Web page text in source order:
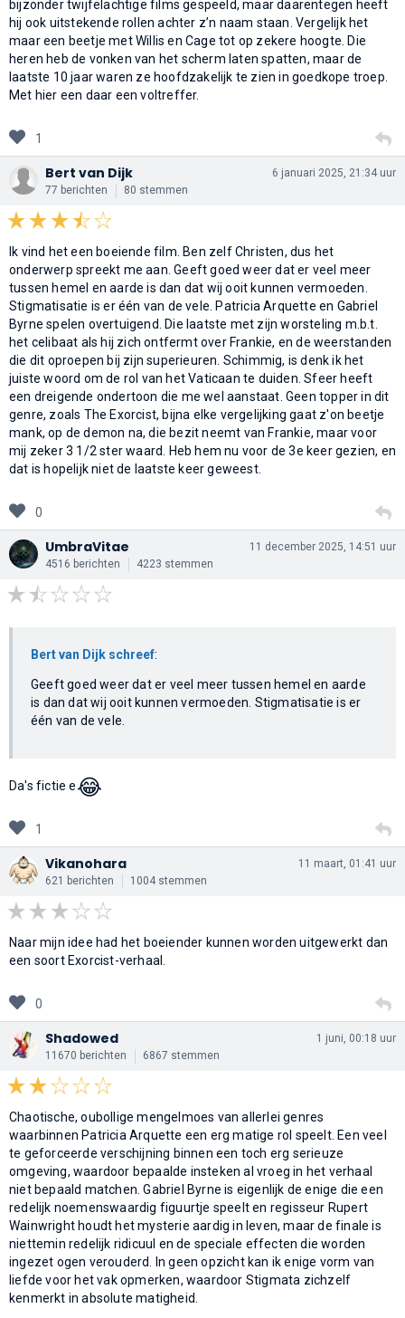
bijzonder twijfelachtige films gespeeld, maar daarentegen heeft
hij ook uitstekende rollen achter z’n naam staan. Vergelijk het
maar een beetje met Willis en Cage tot op zekere hoogte. Die
heren heb de vonken van het scherm laten spatten, maar de
laatste 10 jaar waren ze hoofdzakelijk te zien in goedkope troep.
Met hier een daar een voltreffer.
1
Bert van Dijk
77 berichten 80 stemmen
6 januari 2025, 21:34 uur
Ik vind het een boeiende film. Ben zelf Christen, dus het
onderwerp spreekt me aan. Geeft goed weer dat er veel meer
tussen hemel en aarde is dan dat wij ooit kunnen vermoeden.
Stigmatisatie is er één van de vele. Patricia Arquette en Gabriel
Byrne spelen overtuigend. Die laatste met zijn worsteling m.b.t.
het celibaat als hij zich ontfermt over Frankie, en de weerstanden
die dit oproepen bij zijn superieuren. Schimmig, is denk ik het
juiste woord om de rol van het Vaticaan te duiden. Sfeer heeft
een dreigende ondertoon die me wel aanstaat. Geen topper in dit
genre, zoals The Exorcist, bijna elke vergelijking gaat z'on beetje
mank, op de demon na, die bezit neemt van Frankie, maar voor
mij zeker 3 1/2 ster waard. Heb hem nu voor de 3e keer gezien, en
dat is hopelijk niet de laatste keer geweest.
0
UmbraVitae
4516 berichten 4223 stemmen
11 december 2025, 14:51 uur
Bert van Dijk schreef:
Geeft goed weer dat er veel meer tussen hemel en aarde
is dan dat wij ooit kunnen vermoeden. Stigmatisatie is er
één van de vele.
Da's fictie e😂
1
Vikanohara
621 berichten 1004 stemmen
11 maart, 01:41 uur
Naar mijn idee had het boeiender kunnen worden uitgewerkt dan
een soort Exorcist-verhaal.
0
Shadowed
11670 berichten 6867 stemmen
1 juni, 00:18 uur
Chaotische, oubollige mengelmoes van allerlei genres
waarbinnen Patricia Arquette een erg matige rol speelt. Een veel
te geforceerde verschijning binnen een toch erg serieuze
omgeving, waardoor bepaalde insteken al vroeg in het verhaal
niet bepaald matchen. Gabriel Byrne is eigenlijk de enige die een
redelijk noemenswaardig figuurtje speelt en regisseur Rupert
Wainwright houdt het mysterie aardig in leven, maar de finale is
niettemin redelijk ridicuul en de speciale effecten die worden
ingezet ogen verouderd. In geen opzicht kan ik enige vorm van
liefde voor het vak opmerken, waardoor Stigmata zichzelf
kenmerkt in absolute matigheid.